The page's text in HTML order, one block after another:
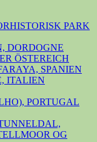
PARK
DORDOGNE
ÖSTEREICH
SPANIEN
ITALIEN
PORTUGAL
OG